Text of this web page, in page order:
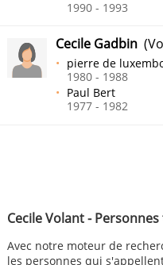
Cecile Volant -
Avec notre moteur de
les personnes qui
1990 - 1993
Cecile Gadbin
pierre de
1980 - 1988
Paul Bert
1977 - 1982